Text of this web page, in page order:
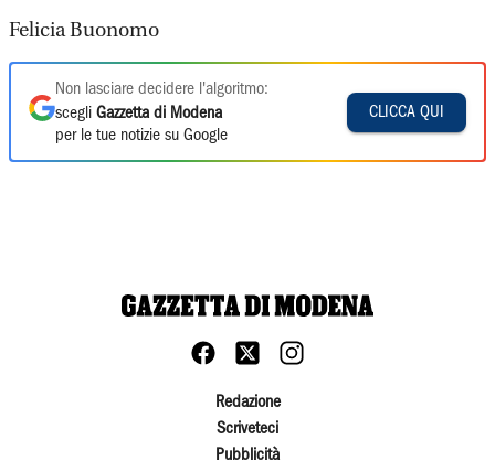
Felicia Buonomo
Non lasciare decidere l'algoritmo:
scegli Gazzetta di Modena
per le tue notizie su Google
CLICCA QUI
Redazione
Scriveteci
Pubblicità